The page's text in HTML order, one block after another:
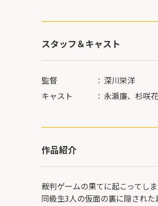
スタッフ＆キャスト
監督
深川栄洋
キャスト
永瀬廉、杉咲花
作品紹介
裁判ゲームの果てに起こってし
同級生3人の仮面の裏に隠された